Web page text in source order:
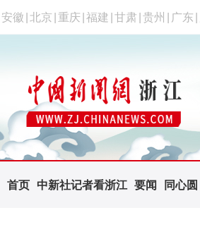
安徽 北京 重庆 福建 甘肃 贵州 广东
首页 中新社记者看浙江 要闻 同心圆